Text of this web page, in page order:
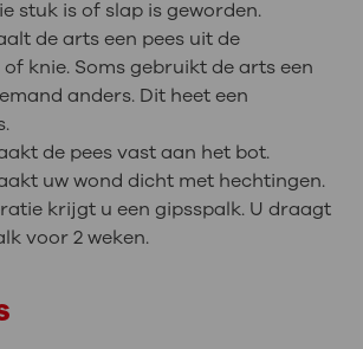
stuk is of slap is geworden.
de arts een pees uit de
knie. Soms gebruikt de arts een
anders. Dit heet een
de pees vast aan het bot.
uw wond dicht met hechtingen.
krijgt u een gipsspalk. U draagt
voor 2 weken.